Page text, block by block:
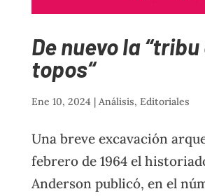
De nuevo la
topos“
Ene 10, 2024 | Análisis, Editoriales
Una breve excavación
febrero de 1964 el
Anderson publicó, en el